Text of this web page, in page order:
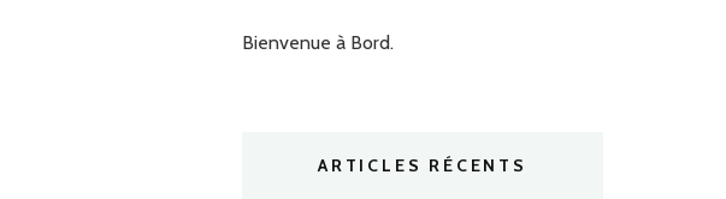
Bienvenue à Bord.
ARTICLES RÉCENTS